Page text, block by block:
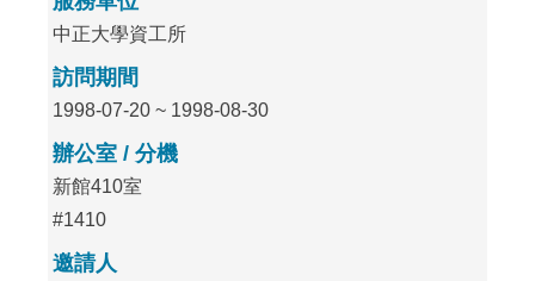
中正大學資工所
訪問期間
1998-07-20 ~ 1998-08-30
辦公室 / 分機
新館410室
#1410
邀請人